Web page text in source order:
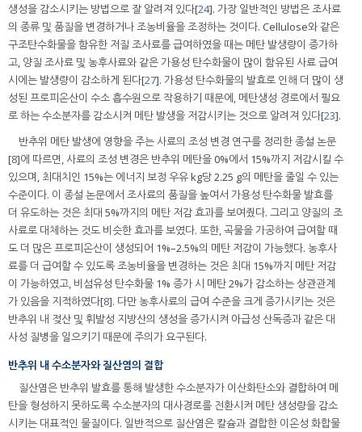
생성을 감소시키는 방법으로 잘 알려져 있다[24]. 가장 일반적인 방법은 조사료
의 종류 및 품질을 변경하거나 조농비율을 조정하는 것이다. Cellulose와 같은
구조탄수화물을 함유한 저질 조사료를 급여하였을 때는 메탄 발생량이 증가하
고, 양질 조사료 및 농후사료와 같은 가용성 탄수화물이 많이 함유된 사료 급여
시에는 발생량이 감소하게 된다[27]. 가용성 탄수화물의 발효로 인해 더 많이 생
성된 프로피온산이 수소 흡수원으로 작용하기 때문에, 메탄생성 경로에서 필요
로 하는 수소분자를 감소시켜 메탄 발생을 저감시키는 것으로 알려져 있다[23].
반추위 메탄 발생에 영향을 주는 사료의 조성 변경 연구를 정리한 종설 논문
[8]에 따르면, 사료의 조성 변경은 반추위 메탄을 0%에서 15%까지 저감시킬 수
있으며, 최대치인 15%는 에너지 보정 우유 kg당 2.25 g의 메탄을 줄일 수 있는
수준이다. 이 종설 논문에서 조사료의 품질을 높여서 가용성 탄수화물 발효를
더 유도하는 것은 최대 5%까지의 메탄 저감 효과를 보여줬다. 그리고 양질의 조
사료로 대체하는 것도 비슷한 효과를 보였다. 또한, 곡물을 가공하여 급여할 때
도 더 많은 프로피온산이 생성되어 1%–2.5%의 메탄 저감이 가능했다. 농후사
료를 더 급여할 수 있도록 조농비율을 변경하는 것은 최대 15%까지 메탄 저감
이 가능하였고, 비섬유성 탄수화물 1% 증가 시 메탄 2%가 감소하는 상관관계
가 있음을 지적하였다[8]. 다만 농후사료의 급여 수준을 크게 증가시키는 것은
반추위 내 젖산 및 휘발성 지방산의 생성을 증가시켜 아급성 산독증과 같은 대
사성 질병을 일으키기 때문에 주의가 요구된다.
반추위 내 수소분자와 질산염의 결합
질산염은 반추위 발효를 통해 발생한 수소분자가 이산화탄소와 결합하여 메
탄을 형성하지 못하도록 수소분자의 대사경로를 전환시켜 메탄 생성량을 감소
시키는 대표적인 물질이다. 일반적으로 질산염은 칼슘과 결합한 이온성 화합물